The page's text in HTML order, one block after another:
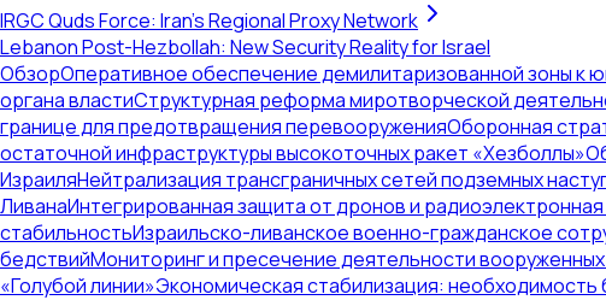
IRGC Quds Force: Iran's Regional Proxy Network
Lebanon Post-Hezbollah: New Security Reality for Israel
ОбзорОперативное обеспечение демилитаризованной зоны к
органа властиСтруктурная реформа миротворческой
границе для предотвращения перевооруженияОборонная
остаточной инфраструктуры высокоточных ракет «Хезболлы»
ИзраиляНейтрализация трансграничных сетей подземных
ЛиванаИнтегрированная защита от дронов и
стабильностьИзраильско-ливанское военно-гражданское
бедствийМониторинг и пресечение деятельности вооруженных
«Голубой линии»Экономическая стабилизация: